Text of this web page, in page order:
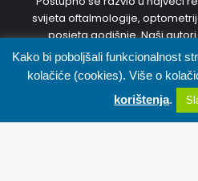
svijeta oftalmologije,
posjeta godišnje. Naši
oftalmologije i optometristi
dugogodišnjim iskustvom.
najnovije, točne i korisne
sudjelujte u diskusijama i
zajedno
Facebook X WhatsApp
Kako bi poboljšali funkcionalnost
kolačiće (cookies). Više o
korištenja.